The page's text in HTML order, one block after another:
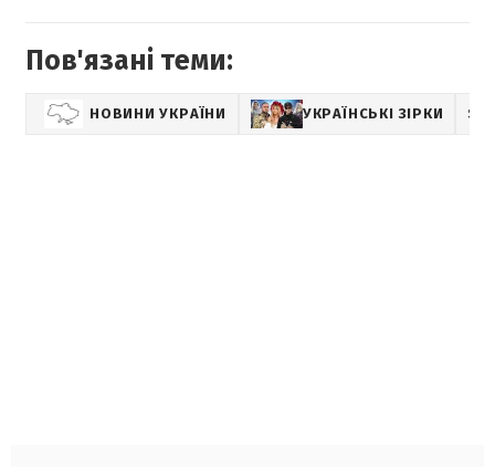
Пов'язані теми:
НОВИНИ УКРАЇНИ УКРАЇНСЬКІ ЗІРКИ